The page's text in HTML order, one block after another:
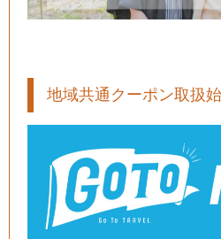
地域共通クーポン取扱